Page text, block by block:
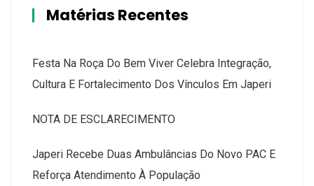
Matérias Recentes
Festa Na Roça Do Bem Viver Celebra Integração,
Cultura E Fortalecimento Dos Vínculos Em Japeri
NOTA DE ESCLARECIMENTO
Japeri Recebe Duas Ambulâncias Do Novo PAC E
Reforça Atendimento À População